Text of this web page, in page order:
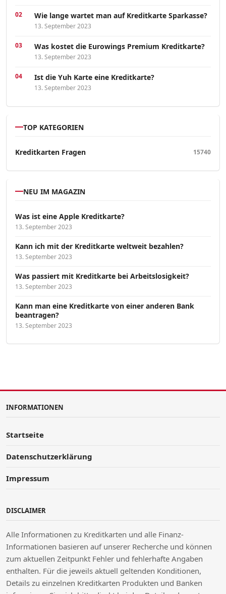
Wie lange wartet man auf Kreditkarte Sparkasse?
13. September 2023
Was kostet die Eurowings Premium Kreditkarte?
13. September 2023
Ist die Yuh Karte eine Kreditkarte?
13. September 2023
TOP KATEGORIEN
Kreditkarten Fragen 15740
NEU IM MAGAZIN
Was ist eine Apple Kreditkarte?
13. September 2023
Kann ich mit der Kreditkarte weltweit bezahlen?
13. September 2023
Was passiert mit Kreditkarte bei Arbeitslosigkeit?
13. September 2023
Kann man eine Kreditkarte von einer anderen Bank
beantragen?
13. September 2023
INFORMATIONEN
Startseite
Datenschutzerklärung
Impressum
DISCLAIMER
Alle Informationen zu Kreditkarten und alle Finanz-
Informationen basieren auf unserer Recherche und können
zum aktuellen Zeitpunkt Fehler und fehlerhafte Angaben
enthalten. Für die jeweils aktuell geltenden Konditionen,
Details zu einzelnen Kreditkarten Produkten und Banken